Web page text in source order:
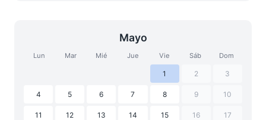
Mayo
Lun Mar Mié Jue Vie Sáb Dom
1 2 3
4 5 6 7 8 9 10
11 12 13 14 15 16 17